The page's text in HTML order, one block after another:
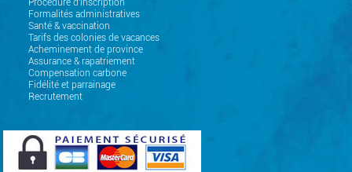
Procédure d'inscription
Formalités administratives
Santé & vaccination
Tarifs des colonies de vacances
Acheminement de province
Assurance & rapatriement
Compensation carbone
Fidélité et parrainage
Recrutement